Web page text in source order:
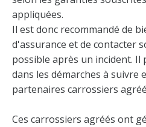
appliquées.
Il est donc recommandé de
d'assurance et de contacter
possible après un incident.
dans les démarches à suivre
partenaires carrossiers
Ces carrossiers agréés ont